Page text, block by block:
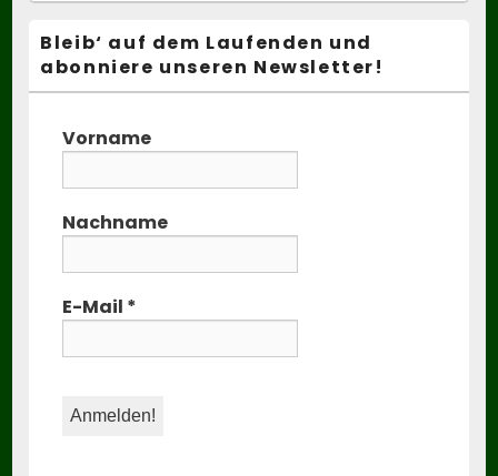
Bleib‘ auf dem Laufenden und
abonniere unseren Newsletter!
Vorname
Nachname
E-Mail *